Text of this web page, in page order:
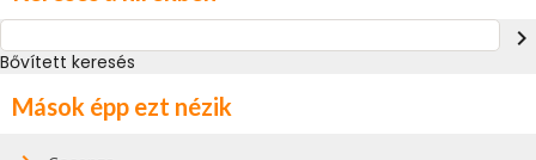
navigate_next
Bővített keresés
Mások épp ezt nézik